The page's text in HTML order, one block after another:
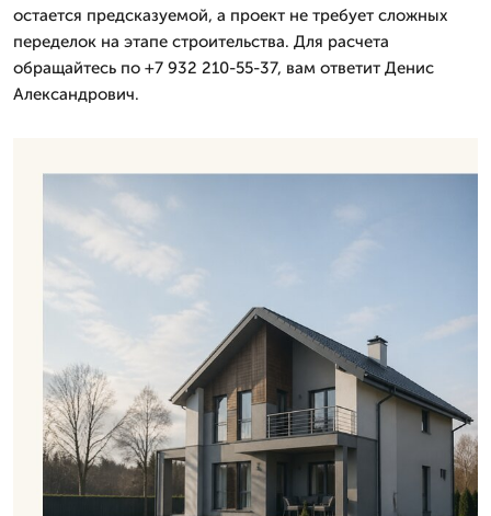
остается предсказуемой, а проект не требует сложных
переделок на этапе строительства. Для расчета
обращайтесь по +7 932 210-55-37, вам ответит Денис
Александрович.